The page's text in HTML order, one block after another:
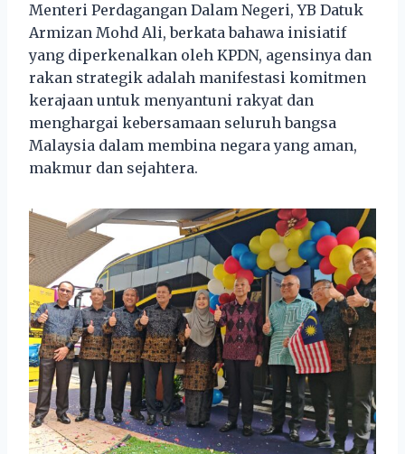
Menteri Perdagangan Dalam Negeri, YB Datuk
Armizan Mohd Ali, berkata bahawa inisiatif
yang diperkenalkan oleh KPDN, agensinya dan
rakan strategik adalah manifestasi komitmen
kerajaan untuk menyantuni rakyat dan
menghargai kebersamaan seluruh bangsa
Malaysia dalam membina negara yang aman,
makmur dan sejahtera.